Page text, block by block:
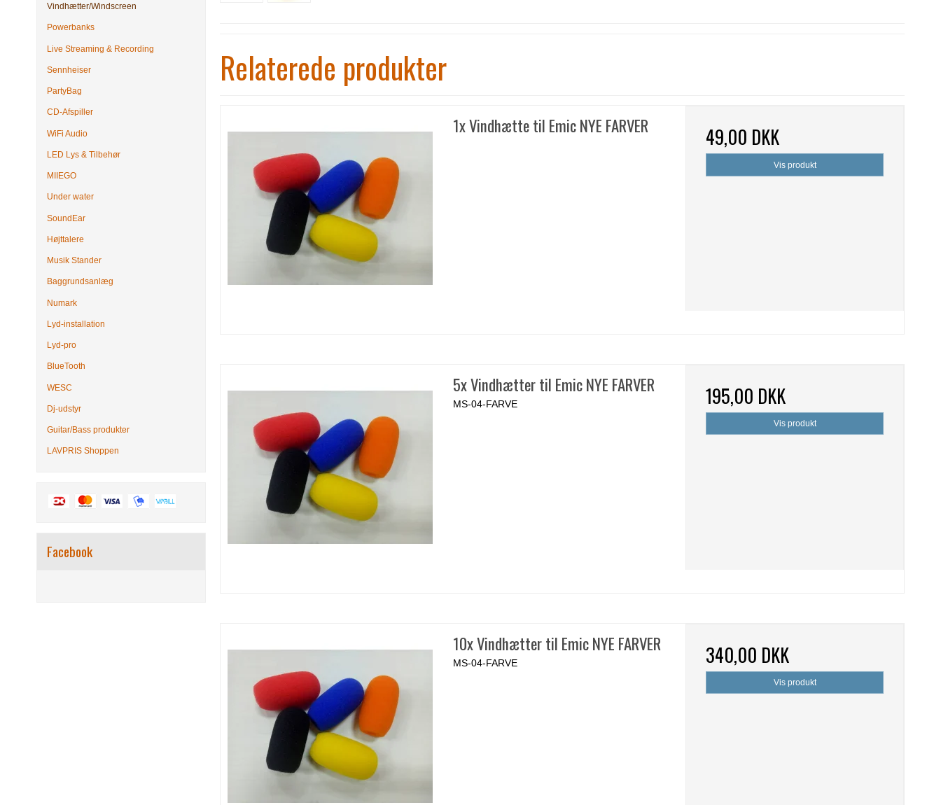
Vindhætter/Windscreen
Powerbanks
Live Streaming & Recording
Sennheiser
PartyBag
CD-Afspiller
WiFi Audio
LED Lys & Tilbehør
MIIEGO
Under water
SoundEar
Højttalere
Musik Stander
Baggrundsanlæg
Numark
Lyd-installation
Lyd-pro
BlueTooth
WESC
Dj-udstyr
Guitar/Bass produkter
LAVPRIS Shoppen
Facebook
Relaterede produkter
1x Vindhætte til Emic NYE FARVER 49,00 DKK
Vis produkt
5x Vindhætter til Emic NYE FARVER
MS-04-FARVE 195,00 DKK
Vis produkt
10x Vindhætter til Emic NYE FARVER
MS-04-FARVE 340,00 DKK
Vis produkt